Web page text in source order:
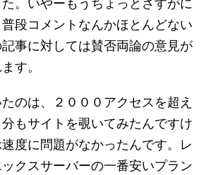
段コメントなんかほとんどない
事に対しては賛否両論の意見が
す。
のは、２０００アクセスを超え
もサイトを覗いてみたんですけ
度に問題がなかったんです。レ
クスサーバーの一番安いプラン